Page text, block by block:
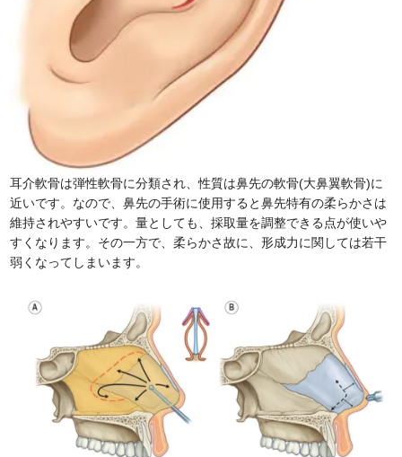
耳介軟骨は弾性軟骨に分類され、性質は鼻先の軟骨(大鼻翼軟骨)に
近いです。なので、鼻先の手術に使用すると鼻先特有の柔らかさは
維持されやすいです。量としても、採取量を調整できる点が使いや
すくなります。その一方で、柔らかさ故に、形成力に関しては若干
弱くなってしまいます。